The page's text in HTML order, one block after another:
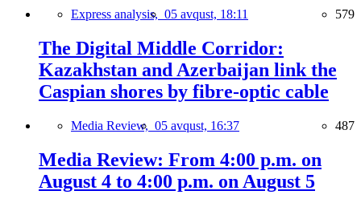
Express analysis, 05 avqust, 18:11 579
The Digital Middle Corridor:
Kazakhstan and Azerbaijan link the
Caspian shores by fibre-optic cable
Media Review, 05 avqust, 16:37 487
Media Review: From 4:00 p.m. on
August 4 to 4:00 p.m. on August 5